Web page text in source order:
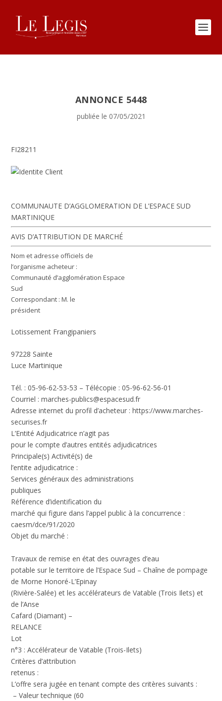
ANNONCE 5448
publiée le 07/05/2021
FI28211
COMMUNAUTE D’AGGLOMERATION DE L’ESPACE SUD
MARTINIQUE
AVIS D’ATTRIBUTION DE MARCHÉ
Nom et adresse officiels de
l’organisme acheteur :
Communauté d’agglomération Espace
Sud
Correspondant : M. le
président
Lotissement Frangipaniers
97228 Sainte
Luce Martinique
Tél. : 05-96-62-53-53 – Télécopie : 05-96-62-56-01
Courriel : marches-publics@espacesud.fr
Adresse internet du profil d’acheteur : https://www.marches-
securises.fr
L’Entité Adjudicatrice n’agit pas
pour le compte d’autres entités adjudicatrices
Principale(s) Activité(s) de
l’entite adjudicatrice :
Services généraux des administrations
publiques
Référence d’identification du
marché qui figure dans l’appel public à la concurrence :
caesm/dce/91/2020
Objet du marché :
Travaux de remise en état des ouvrages d’eau
potable sur le territoire de l’Espace Sud – Chaîne de pompage
de Morne Honoré-L’Epinay
(Rivière-Salée) et les accélérateurs de Vatable (Trois Ilets) et
de l’Anse
Cafard (Diamant) –
RELANCE
Lot
n°3 : Accélérateur de Vatable (Trois-Ilets)
Critères d’attribution
retenus :
L’offre sera jugée en tenant compte des critères suivants :
– Valeur technique (60